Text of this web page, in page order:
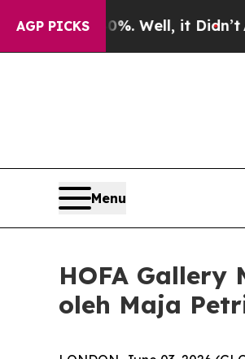
AGP PICKS
40%. Well, it Didn’t As
Menu
HOFA Gallery
oleh Maja